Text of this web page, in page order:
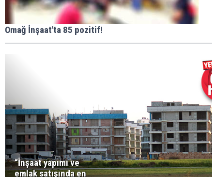
Omağ İnşaat'ta 85 pozitif!
“İnşaat yapımı ve
emlak satışında en